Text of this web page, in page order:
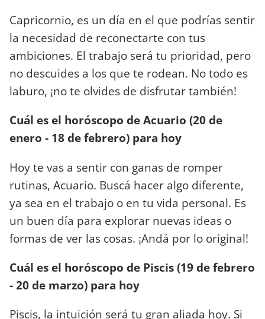
Capricornio, es un día en el que podrías sentir
la necesidad de reconectarte con tus
ambiciones. El trabajo será tu prioridad, pero
no descuides a los que te rodean. No todo es
laburo, ¡no te olvides de disfrutar también!
Cuál es el horóscopo de Acuario (20 de
enero - 18 de febrero) para hoy
Hoy te vas a sentir con ganas de romper
rutinas, Acuario. Buscá hacer algo diferente,
ya sea en el trabajo o en tu vida personal. Es
un buen día para explorar nuevas ideas o
formas de ver las cosas. ¡Andá por lo original!
Cuál es el horóscopo de Piscis (19 de febrero
- 20 de marzo) para hoy
Piscis, la intuición será tu gran aliada hoy. Si